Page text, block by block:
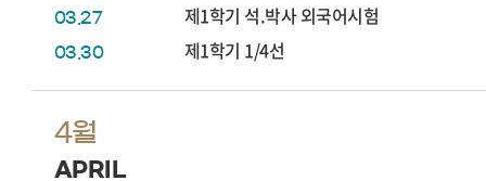
03.27 제1학기 석.박사 외국어시험
03.30 제1학기 1/4선
4월
APRIL